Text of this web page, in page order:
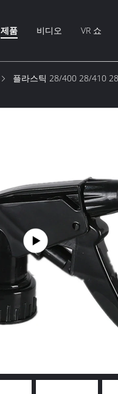
제품 비디오 VR 쇼
플라스틱 28/400 28/410